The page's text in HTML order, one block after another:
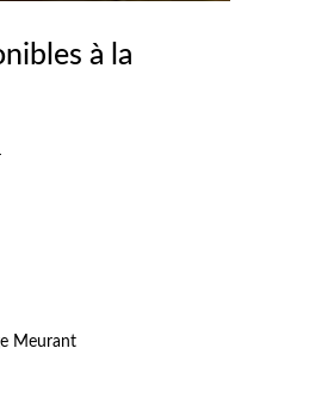
à la
Meurant